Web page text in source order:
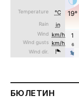
БЮЛЕТИН